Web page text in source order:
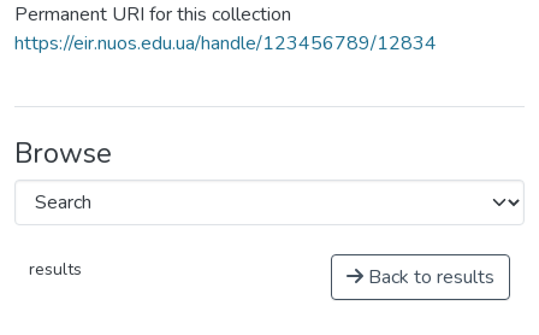
Permanent URI for this collection
https://eir.nuos.edu.ua/handle/123456789/12834
Browse
results Back to results